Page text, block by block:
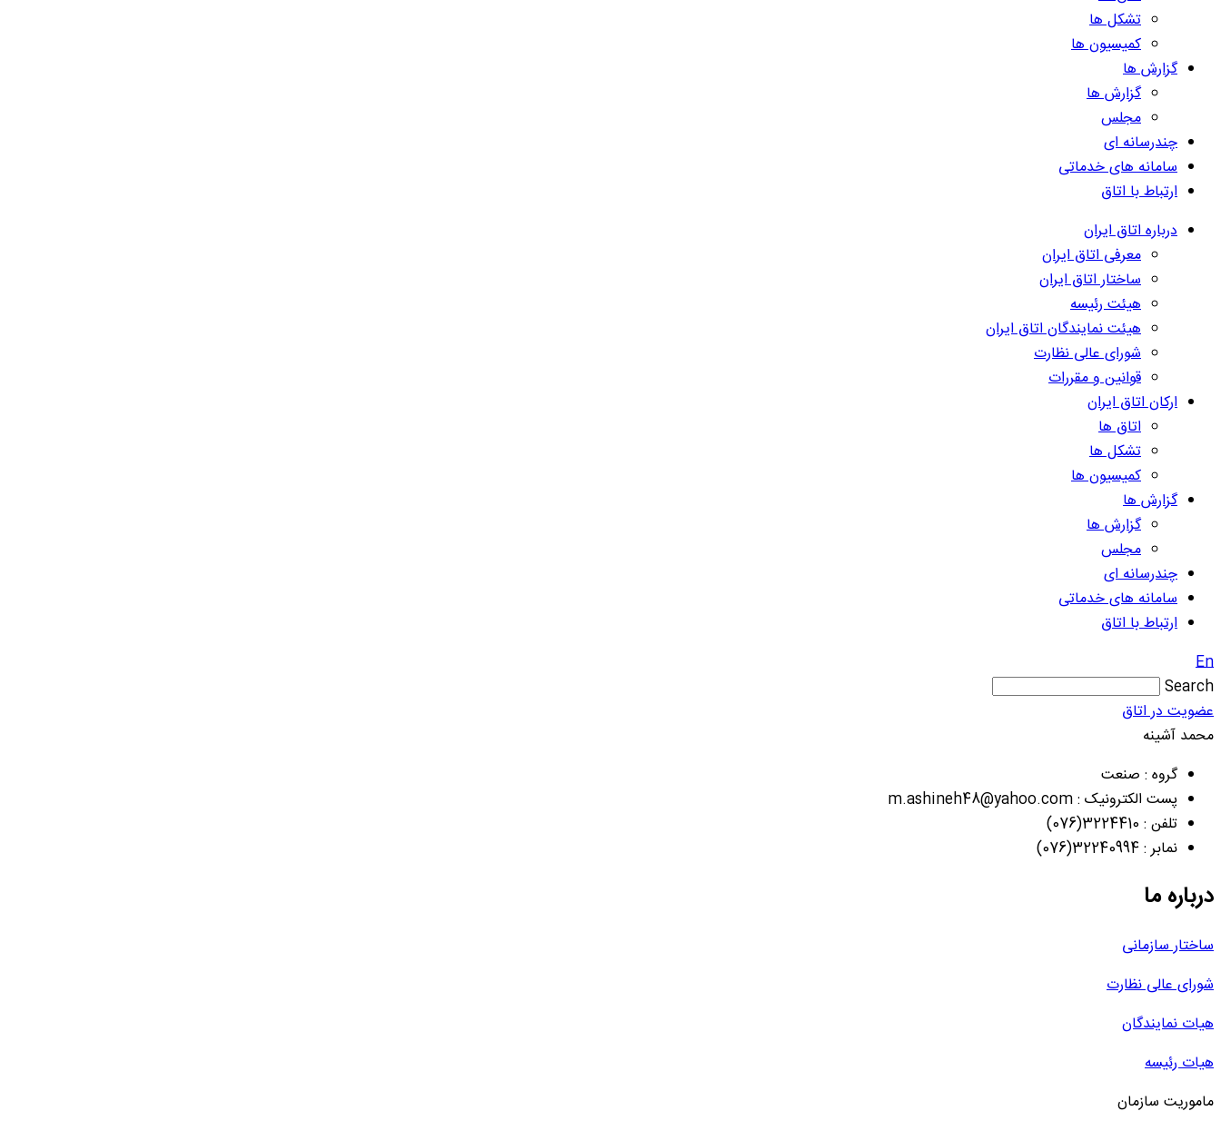
تشکل ها
کمیسیون ها
گزارش ها
گزارش ها
مجلس
چندرسانه ای
سامانه های خدماتی
ارتباط با اتاق
درباره اتاق ایران
معرفی اتاق ایران
ساختار اتاق ایران
هیئت رئیسه
هیئت نمایندگان اتاق ایران
شورای عالی نظارت
قوانین و مقررات
ارکان اتاق ایران
اتاق ها
تشکل ها
کمیسیون ها
گزارش ها
گزارش ها
مجلس
چندرسانه ای
سامانه های خدماتی
ارتباط با اتاق
En
Search
عضویت در اتاق
محمد آشینه
گروه : صنعت
پست الکترونیک : m.ashineh48@yahoo.com
تلفن : 3224410(076)
نمابر : 32240994(076)
درباره ما
ساختار سازمانی
شورای عالی نظارت
هیات نمایندگان
هیات رئیسه
ماموریت سازمان